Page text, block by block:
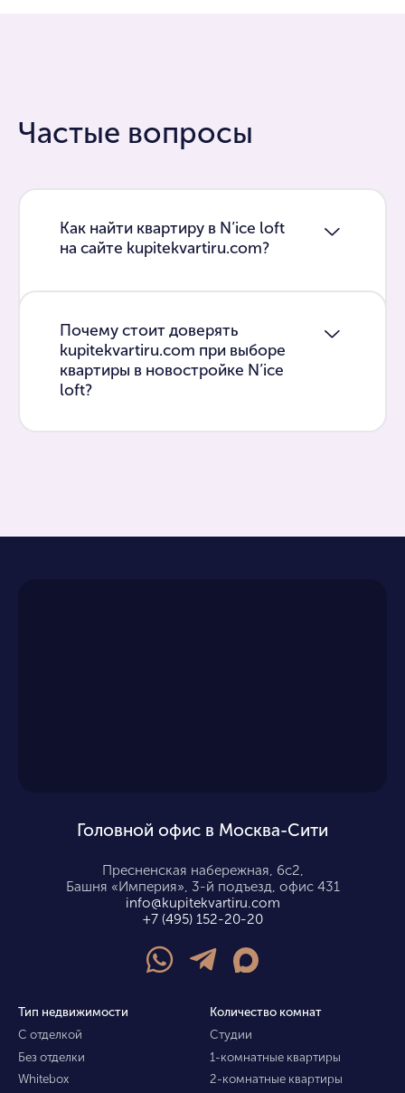
Частые вопросы
Как найти квартиру в N’ice loft
на сайте kupitekvartiru.com?
Почему стоит доверять
kupitekvartiru.com при выборе
квартиры в новостройке N’ice
loft?
Головной офис в Москва-Сити
Пресненская набережная, 6с2,
Башня «Империя», 3-й подъезд, офис 431
info@kupitekvartiru.com
+7 (495) 152-20-20
Тип недвижимости
С отделкой
Без отделки
Whitebox
Количество комнат
Студии
1-комнатные квартиры
2-комнатные квартиры